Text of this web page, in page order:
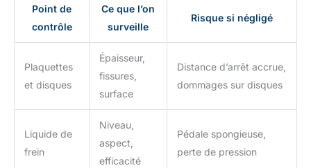
Point de
contrôle
Ce que l’on
surveille
Risque si négligé
Plaquettes
et disques
Épaisseur,
fissures,
surface
Distance d’arrêt accrue,
dommages sur disques
Liquide de
frein
Niveau,
aspect,
efficacité
Pédale spongieuse,
perte de pression